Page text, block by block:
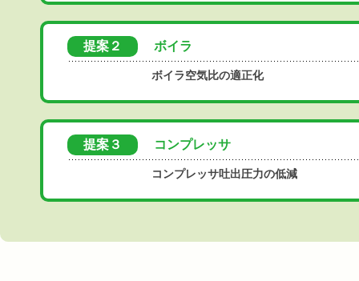
提案２ ボイラ
ボイラ空気比の適正化
提案３ コンプレッサ
コンプレッサ吐出圧力の低減